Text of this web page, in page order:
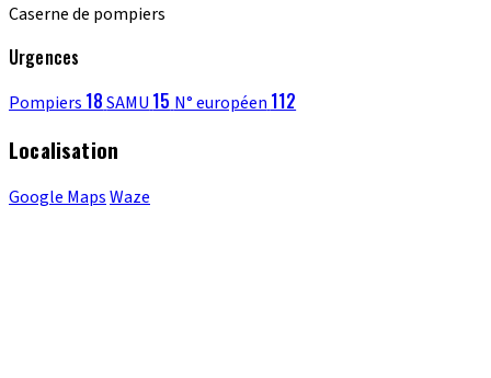
Caserne de pompiers
Urgences
Pompiers 18SAMU 15 N° européen 112
Localisation
Google MapsWaze